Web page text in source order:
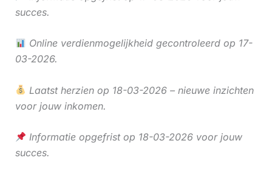
succes.
Online verdienmogelijkheid gecontroleerd op 17-
03-2026.
Laatst herzien op 18-03-2026 – nieuwe inzichten
voor jouw inkomen.
Informatie opgefrist op 18-03-2026 voor jouw
succes.